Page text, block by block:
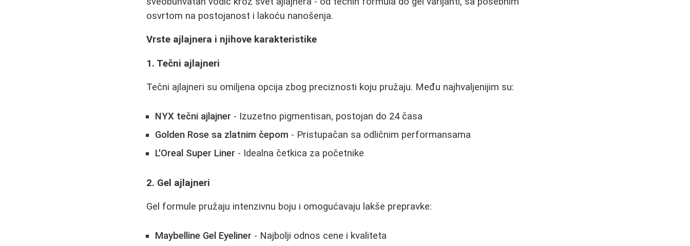
osvrtom na postojanost i lakoću nanošenja.
Vrste ajlajnera i njihove karakteristike
1. Tečni ajlajneri
Tečni ajlajneri su omiljena opcija zbog preciznosti koju pružaju. Među najhvaljenijim su:
NYX tečni ajlajner - Izuzetno pigmentisan, postojan do 24 časa
Golden Rose sa zlatnim čepom - Pristupačan sa odličnim performansama
L'Oreal Super Liner - Idealna četkica za početnike
2. Gel ajlajneri
Gel formule pružaju intenzivnu boju i omogućavaju lakše prepravke:
Maybelline Gel Eyeliner - Najbolji odnos cene i kvaliteta